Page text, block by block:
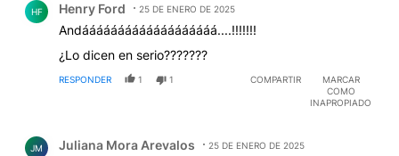
HF Henry Ford 25 DE ENERO DE 2025
Andááááááááááááááááááá....!!!!!!!
¿Lo dicen en serio???????
RESPONDER 1 1 COMPARTIR
MARCAR
COMO
INAPROPIADO
JM Juliana Mora Arevalos 25 DE ENERO DE 2025